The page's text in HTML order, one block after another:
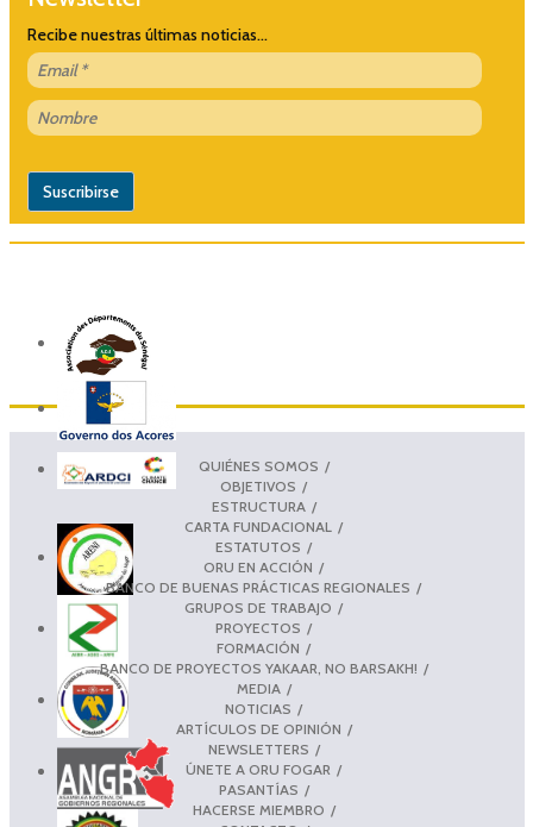
Recibe nuestras últimas noticias...
QUIÉNES SOMOS
OBJETIVOS
ESTRUCTURA
CARTA FUNDACIONAL
ESTATUTOS
ORU EN ACCIÓN
BANCO DE BUENAS PRÁCTICAS REGIONALES
GRUPOS DE TRABAJO
PROYECTOS
FORMACIÓN
BANCO DE PROYECTOS YAKAAR, NO BARSAKH!
MEDIA
NOTICIAS
ARTÍCULOS DE OPINIÓN
NEWSLETTERS
ÚNETE A ORU FOGAR
PASANTÍAS
HACERSE MIEMBRO